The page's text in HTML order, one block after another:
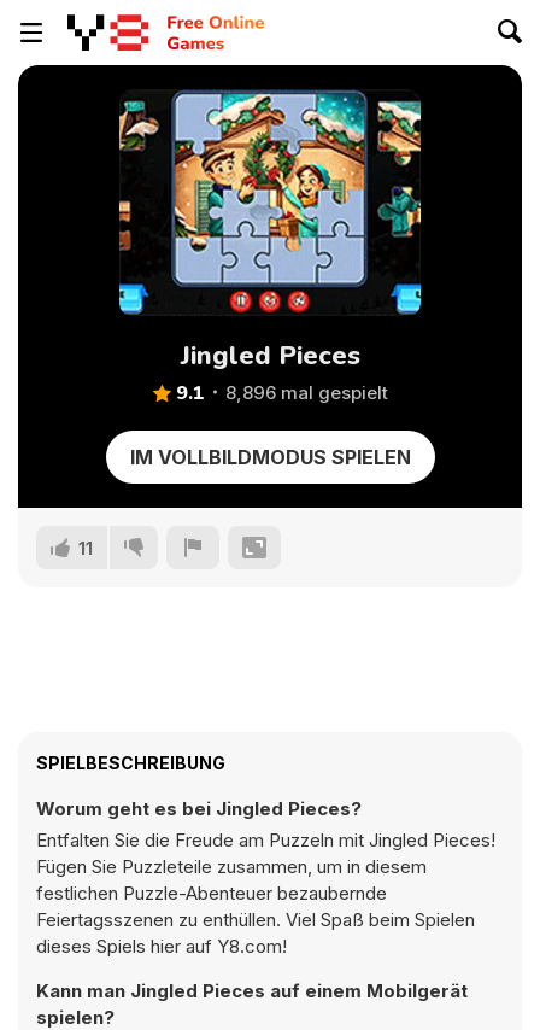
Jingled Pieces
9.1 8,896 mal gespielt
IM VOLLBILDMODUS SPIELEN
11
SPIELBESCHREIBUNG
Worum geht es bei Jingled Pieces?
Entfalten Sie die Freude am Puzzeln mit Jingled Pieces!
Fügen Sie Puzzleteile zusammen, um in diesem
festlichen Puzzle-Abenteuer bezaubernde
Feiertagsszenen zu enthüllen. Viel Spaß beim Spielen
dieses Spiels hier auf Y8.com!
Kann man Jingled Pieces auf einem Mobilgerät
spielen?